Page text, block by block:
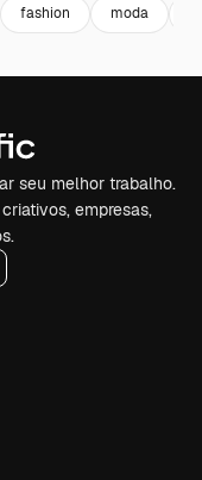
fashion moda
seu melhor trabalho.
empresas,